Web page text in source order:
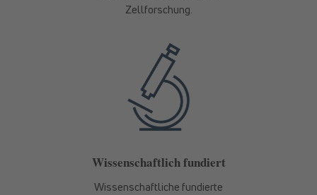
Zellforschung.
Wissenschaftlich fundiert
Wissenschaftliche fundierte